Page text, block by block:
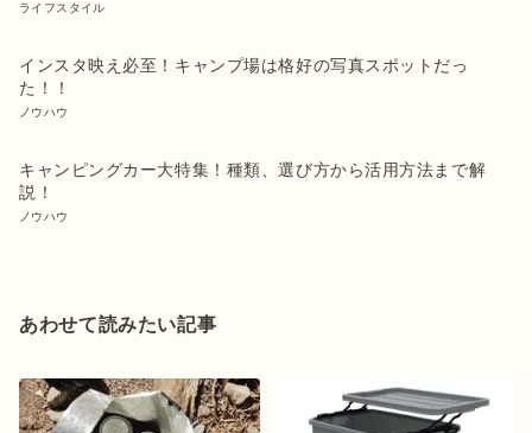
ライフスタイル
インスタ映え必至！キャンプ場は格好の写真スポットだっ
た！！
ノウハウ
キャンピングカー大特集！種類、選び方から活用方法まで解
説！
ノウハウ
あわせて読みたい記事